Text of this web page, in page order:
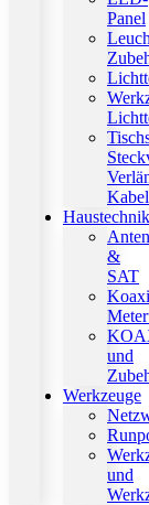
Panel
Haustechnik
&
SAT
und
Werkzeuge
und